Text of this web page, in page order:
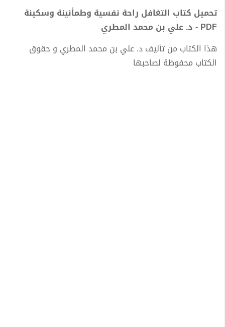
تحميل كتاب التغافل راحة نفسية وطمأنينة وسكينة
PDF - د. علي بن محمد المطري
هذا الكتاب من تأليف د. علي بن محمد المطري و حقوق
الكتاب محفوظة لصاحبها